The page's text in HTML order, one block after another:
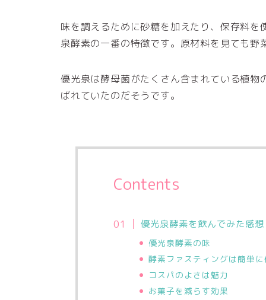
味を調えるために砂糖を加えたり、保存料
泉酵素の一番の特徴です。原材料を見ても
優光泉は酵母菌がたくさん含まれている植物
ばれていたのだそうです。
Contents
優光泉酵素を飲んでみた感想
優光泉酵素の味
酵素ファスティングは簡単
コスパのよさは魅力
お菓子を減らす効果